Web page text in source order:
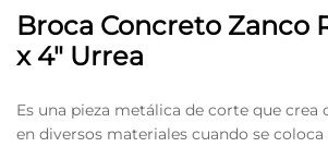
Broca Concreto Zanco
x 4″ Urrea
Es una pieza metálica de corte que
en diversos materiales cuando se coloca